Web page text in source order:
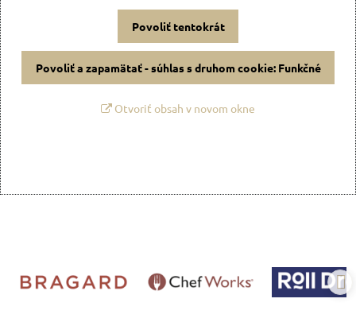
Povoliť tentokrát
Povoliť a zapamätať - súhlas s druhom cookie: Funkčné
Otvoriť obsah v novom okne